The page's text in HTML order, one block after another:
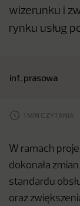
wizerunku i
rynku usług
inf. prasowa
1 MIN CZYTANIA
W ramach
dokonała
standardu
oraz